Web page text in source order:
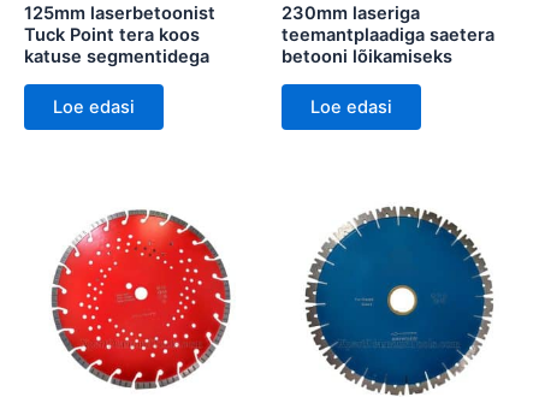
125mm laserbetoonist
Tuck Point tera koos
katuse segmentidega
Loe edasi
230mm laseriga
teemantplaadiga saetera
betooni lõikamiseks
Loe edasi